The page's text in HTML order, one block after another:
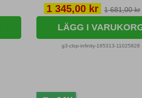
Pris
1 345,00 kr 1 681,00 kr
LÄGG I
g3-clop-infinity-165313-11025828